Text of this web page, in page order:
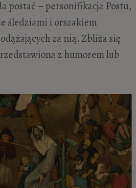
postać – personifikacja Postu,
śledziami i orszakiem
za nią. Zbliża się
z humorem lub